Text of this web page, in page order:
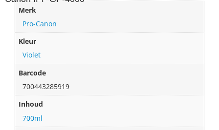
Merk
Pro-Canon
Kleur
Violet
Barcode
700443285919
Inhoud
700ml